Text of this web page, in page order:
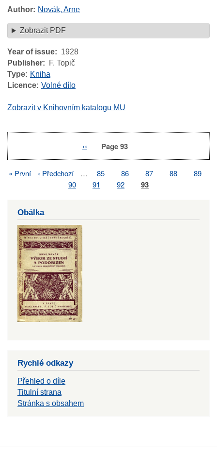
Author Novák, Arne
Zobrazit PDF
Year of issue
1928
Publisher
F. Topič
Type
Kniha
Licence Volné dílo
Zobrazit v Knihovním katalogu MU
Previous
‹‹ Page 93
First
« První
Previous
‹ Předchozí … Page
85 Page
86 Page
87 Page
88 Page
89
Page
90 Page
91 Page
92 Page
93
Obálka
Rychlé odkazy
Přehled o díle
Titulní strana
Stránka s obsahem